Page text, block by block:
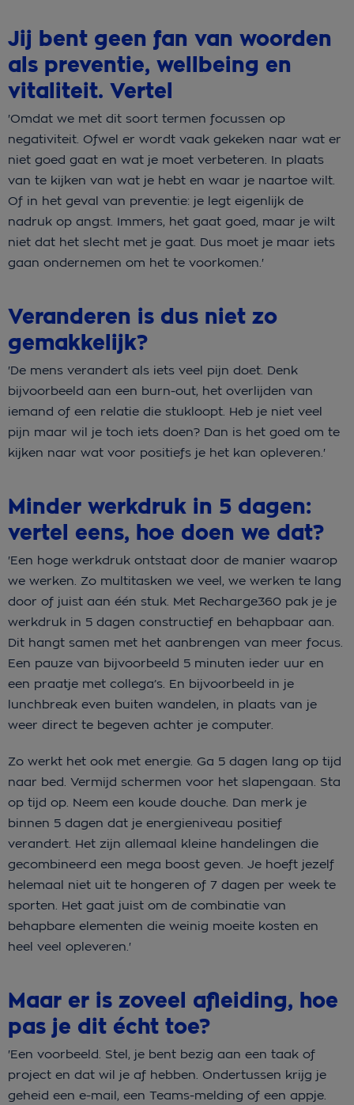
Jij bent geen fan van woorden
als preventie, wellbeing en
vitaliteit. Vertel
'Omdat we met dit soort termen focussen op
negativiteit. Ofwel er wordt vaak gekeken naar wat er
niet goed gaat en wat je moet verbeteren. In plaats
van te kijken van wat je hebt en waar je naartoe wilt.
Of in het geval van preventie: je legt eigenlijk de
nadruk op angst. Immers, het gaat goed, maar je wilt
niet dat het slecht met je gaat. Dus moet je maar iets
gaan ondernemen om het te voorkomen.'
Veranderen is dus niet zo
gemakkelijk?
'De mens verandert als iets veel pijn doet. Denk
bijvoorbeeld aan een burn-out, het overlijden van
iemand of een relatie die stukloopt. Heb je niet veel
pijn maar wil je toch iets doen? Dan is het goed om te
kijken naar wat voor positiefs je het kan opleveren.'
Minder werkdruk in 5 dagen:
vertel eens, hoe doen we dat?
'Een hoge werkdruk ontstaat door de manier waarop
we werken. Zo multitasken we veel, we werken te lang
door of juist aan één stuk. Met Recharge360 pak je je
werkdruk in 5 dagen constructief en behapbaar aan.
Dit hangt samen met het aanbrengen van meer focus.
Een pauze van bijvoorbeeld 5 minuten ieder uur en
een praatje met collega’s. En bijvoorbeeld in je
lunchbreak even buiten wandelen, in plaats van je
weer direct te begeven achter je computer.
Zo werkt het ook met energie. Ga 5 dagen lang op tijd
naar bed. Vermijd schermen voor het slapengaan. Sta
op tijd op. Neem een koude douche. Dan merk je
binnen 5 dagen dat je energieniveau positief
verandert. Het zijn allemaal kleine handelingen die
gecombineerd een mega boost geven. Je hoeft jezelf
helemaal niet uit te hongeren of 7 dagen per week te
sporten. Het gaat juist om de combinatie van
behapbare elementen die weinig moeite kosten en
heel veel opleveren.'
Maar er is zoveel afleiding, hoe
pas je dit écht toe?
'Een voorbeeld. Stel, je bent bezig aan een taak of
project en dat wil je af hebben. Ondertussen krijg je
geheid een e-mail, een Teams-melding of een appje.